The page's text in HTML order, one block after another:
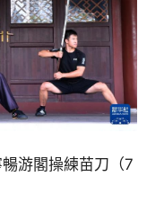
游閣操練苗刀（7